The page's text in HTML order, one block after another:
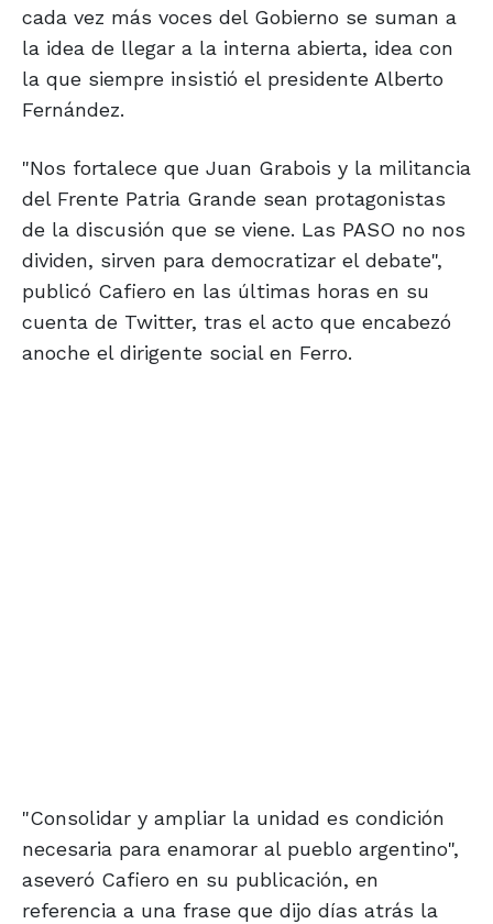
cada vez más voces del Gobierno se suman a
la idea de llegar a la interna abierta, idea con
la que siempre insistió el presidente Alberto
Fernández.
"Nos fortalece que Juan Grabois y la militancia
del Frente Patria Grande sean protagonistas
de la discusión que se viene. Las PASO no nos
dividen, sirven para democratizar el debate",
publicó Cafiero en las últimas horas en su
cuenta de Twitter, tras el acto que encabezó
anoche el dirigente social en Ferro.
"Consolidar y ampliar la unidad es condición
necesaria para enamorar al pueblo argentino",
aseveró Cafiero en su publicación, en
referencia a una frase que dijo días atrás la